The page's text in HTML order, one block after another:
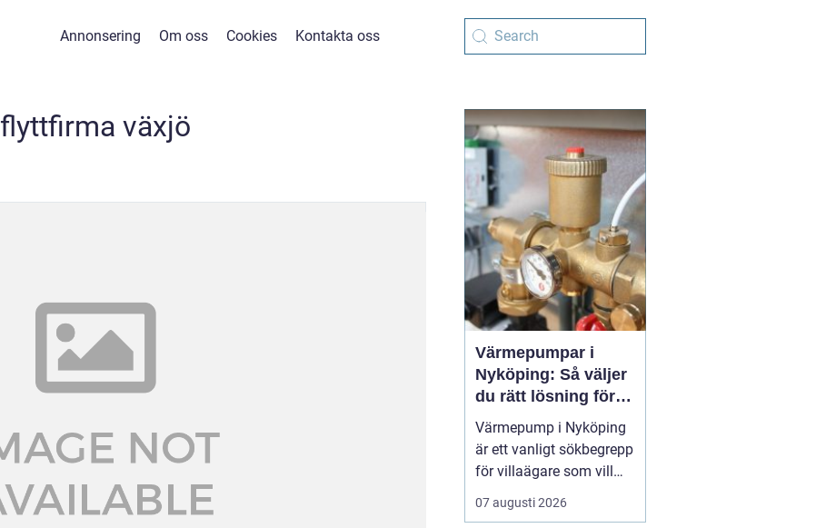
Annonsering Om oss Cookies Kontakta oss
flyttfirma växjö
Värmepumpar i
Nyköping: Så väljer
du rätt lösning för
din bostad
Värmepump i Nyköping
är ett vanligt sökbegrepp
för villaägare som vill
sänka sina
energikostnader och
07 augusti 2026